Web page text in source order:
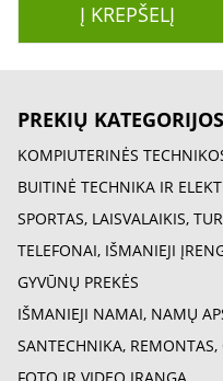
Į KREPŠELĮ
PREKIŲ KATEGORIJOS
KOMPIUTERINĖS
BUITINĖ TECHNIKA IR
SPORTAS, LAISVALAIKIS,
TELEFONAI, IŠMANIEJI
GYVŪNŲ PREKĖS
IŠMANIEJI NAMAI, NAMŲ
SANTECHNIKA,